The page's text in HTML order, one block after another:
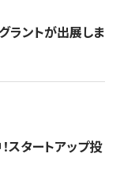
ラントが出展しま
スタートアップ投